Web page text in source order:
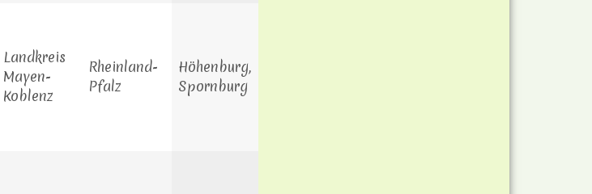
Landkreis
Mayen-
Koblenz
Rheinland-
Pfalz
Höhenburg,
Spornburg